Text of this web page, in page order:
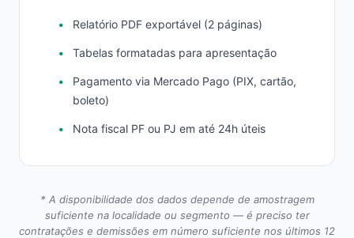
Relatório PDF exportável (2 páginas)
Tabelas formatadas para apresentação
Pagamento via Mercado Pago (PIX, cartão,
boleto)
Nota fiscal PF ou PJ em até 24h úteis
* A disponibilidade dos dados depende de amostragem
suficiente na localidade ou segmento — é preciso ter
contratações e demissões em número suficiente nos últimos 12